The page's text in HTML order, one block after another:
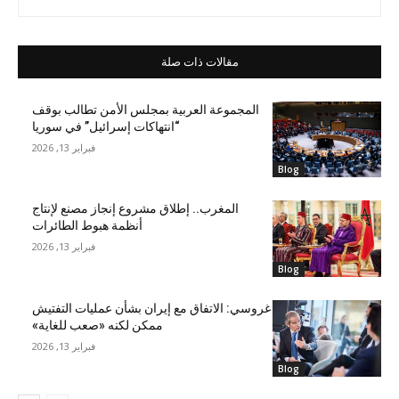
مقالات ذات صلة
Blog
المجموعة العربية بمجلس الأمن تطالب بوقف
“انتهاكات إسرائيل” في سوريا
فبراير 13, 2026
Blog
المغرب.. إطلاق مشروع إنجاز مصنع لإنتاج
أنظمة هبوط الطائرات
فبراير 13, 2026
Blog
غروسي: الاتفاق مع إيران بشأن عمليات التفتيش
ممكن لكنه «صعب للغاية»
فبراير 13, 2026